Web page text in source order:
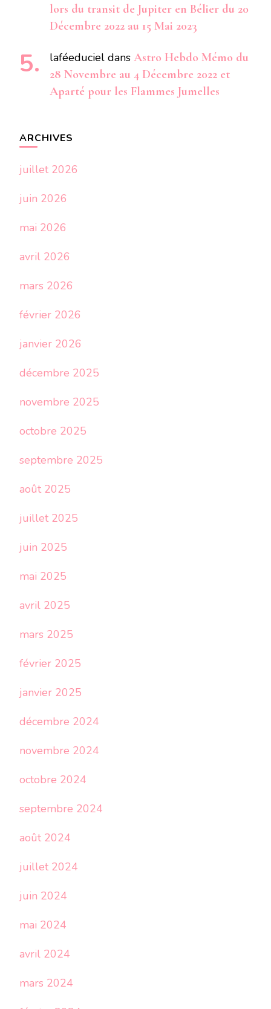
lors du transit de Jupiter en Bélier du 20
Décembre 2022 au 15 Mai 2023
laféeduciel dans Astro Hebdo Mémo du
28 Novembre au 4 Décembre 2022 et
Aparté pour les Flammes Jumelles
ARCHIVES
juillet 2026
juin 2026
mai 2026
avril 2026
mars 2026
février 2026
janvier 2026
décembre 2025
novembre 2025
octobre 2025
septembre 2025
août 2025
juillet 2025
juin 2025
mai 2025
avril 2025
mars 2025
février 2025
janvier 2025
décembre 2024
novembre 2024
octobre 2024
septembre 2024
août 2024
juillet 2024
juin 2024
mai 2024
avril 2024
mars 2024